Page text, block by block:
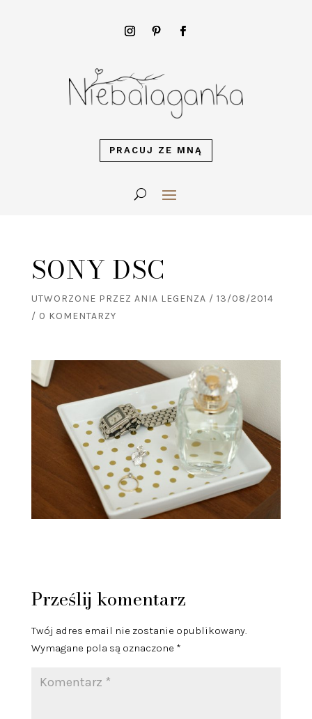
PRACUJ ZE MNĄ
SONY DSC
UTWORZONE PRZEZ ANIA LEGENZA / 13/08/2014
/ 0 KOMENTARZY
Prześlij komentarz
Twój adres email nie zostanie opublikowany.
Wymagane pola są oznaczone *